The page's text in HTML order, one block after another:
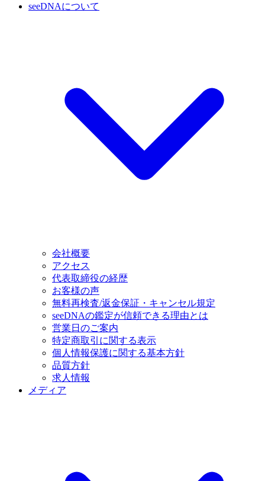
seeDNAについて
会社概要
アクセス
代表取締役の経歴
お客様の声
無料再検査/返金保証・キャンセル規定
seeDNAの鑑定が信頼できる理由とは
営業日のご案内
特定商取引に関する表示
個人情報保護に関する基本方針
品質方針
求人情報
メディア